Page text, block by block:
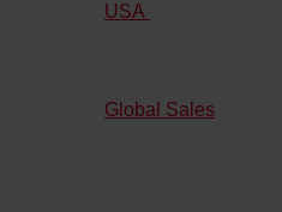
USA
Global Sales